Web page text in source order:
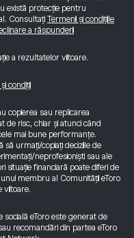
există protecție pentru
Consultați Termenii și condițiile
a răspunderii
a rezultatelor viitoare.
condiții
copierea sau replicarea
de risc, chiar și atunci când
mai bune performanțe.
urmați/copiați deciziile de
neprofesioniști sau ale
situație financiară poate diferi de
membru al Comunității eToro
viitoare.
eToro este generat de
recomandări din partea eToro